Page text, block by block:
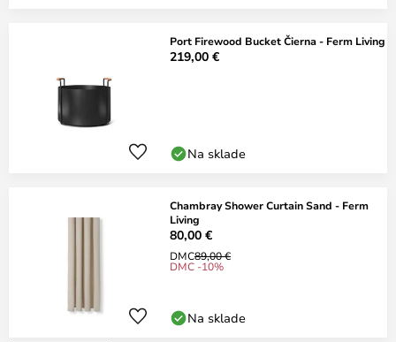
Port Firewood Bucket Čierna - Ferm Living
219,00 €
Na sklade
Chambray Shower Curtain Sand - Ferm
Living
80,00 €
DMC89,00 €
DMC -10%
Na sklade